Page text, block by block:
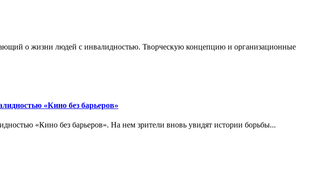
о жизни людей с инвалидностью. Творческую концепцию и организационные
«Кино без барьеров»
«Кино без барьеров». На нем зрители вновь увидят истории борьбы...